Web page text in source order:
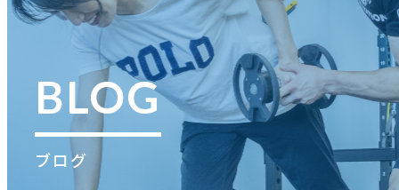
BLOG
ブログ